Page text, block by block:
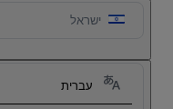
ישראל
עברית